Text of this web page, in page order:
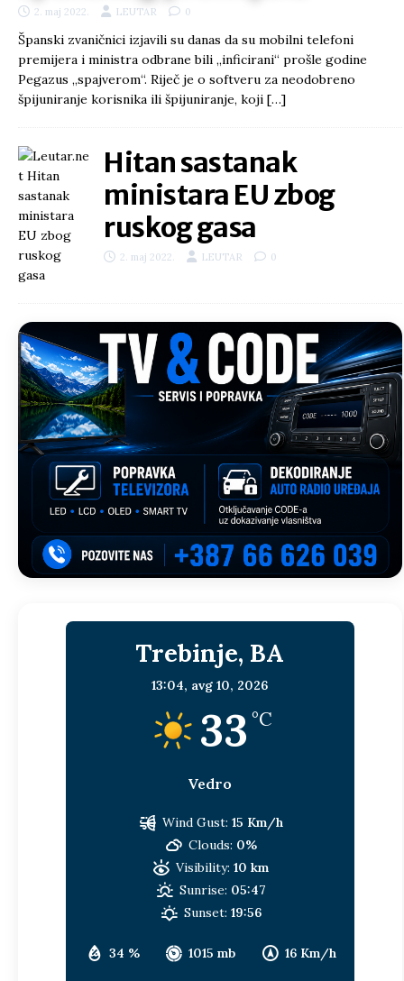
2. maj 2022. LEUTAR 0
Španski zvaničnici izjavili su danas da su mobilni telefoni
premijera i ministra odbrane bili „inficirani“ prošle godine
Pegazus „spajverom“. Riječ je o softveru za neodobreno
špijuniranje korisnika ili špijuniranje, koji […]
Hitan sastanak
ministara EU zbog
ruskog gasa
2. maj 2022. LEUTAR 0
Trebinje, BA
13:04, avg 10, 2026
33 °C
Vedro
34 % 1015 mb 16 Km/h
Wind Gust: 15 Km/h
Clouds: 0%
Visibility: 10 km
Sunrise: 05:47
Sunset: 19:56